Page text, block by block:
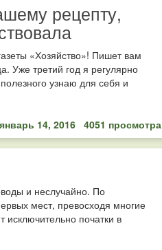
рецепту,
«Хозяйство»! Пишет вам
Уже третий год я регулярно
узнаю для себя и
январь 14, 2016 4051 просмотра
и неслучайно. По
мест, превосходя многие
початки в